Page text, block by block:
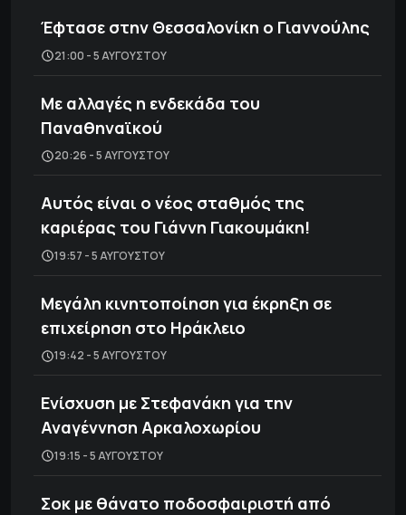
Έφτασε στην Θεσσαλονίκη ο Γιαννούλης
21:00 - 5 ΑΥΓΟΎΣΤΟΥ
Με αλλαγές η ενδεκάδα του
Παναθηναϊκού
20:26 - 5 ΑΥΓΟΎΣΤΟΥ
Αυτός είναι ο νέος σταθμός της
καριέρας του Γιάννη Γιακουμάκη!
19:57 - 5 ΑΥΓΟΎΣΤΟΥ
Μεγάλη κινητοποίηση για έκρηξη σε
επιχείρηση στο Ηράκλειο
19:42 - 5 ΑΥΓΟΎΣΤΟΥ
Ενίσχυση με Στεφανάκη για την
Αναγέννηση Αρκαλοχωρίου
19:15 - 5 ΑΥΓΟΎΣΤΟΥ
Σοκ με θάνατο ποδοσφαιριστή από